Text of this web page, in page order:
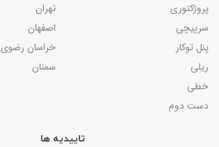
پروژکتوری
سرپیچی
پنل توکار
ریلی
خطی
دست دوم
تهران
اصفهان
خراسان رضوی
سمنان
تاییدیه ها